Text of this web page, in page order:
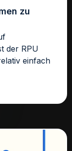
zu
der RPU
einfach